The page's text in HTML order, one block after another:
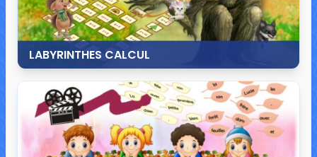
LABYRINTHES CALCUL
5 novembre 2020
10 commentaires
17 961 vues